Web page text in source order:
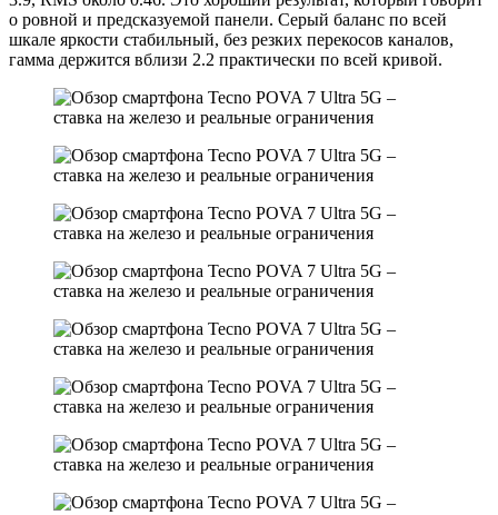
о ровной и предсказуемой панели. Серый баланс по всей
шкале яркости стабильный, без резких перекосов каналов,
гамма держится вблизи 2.2 практически по всей кривой.